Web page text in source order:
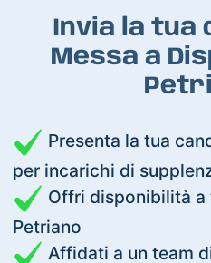
Invia la tua
Messa a
Presenta la tua
per incarichi di
Offri disponibilità
Petriano
Affidati a un team